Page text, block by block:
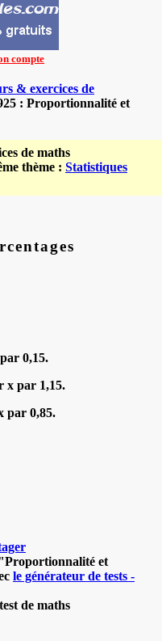
compte
& exercices de
: Proportionnalité et
de maths
thème : Statistiques
0,15.
x par 1,15.
par 0,85.
et
le générateur de tests -
de maths